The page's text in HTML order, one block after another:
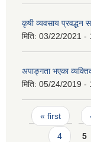
कृषी व्यवसाय प्रवद्धन
मिति: 03/22/2021 -
अपाङ्गता भएका
मिति: 05/24/2019 -
Pages
« first
4 5